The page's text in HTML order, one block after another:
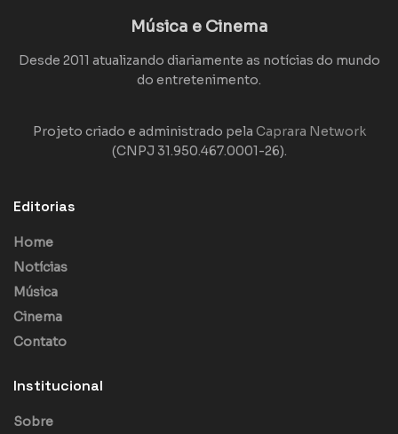
Música e Cinema
Desde 2011 atualizando diariamente as notícias do mundo
do entretenimento.
Projeto criado e administrado pela Caprara Network
(CNPJ 31.950.467.0001-26).
Editorias
Home
Notícias
Música
Cinema
Contato
Institucional
Sobre